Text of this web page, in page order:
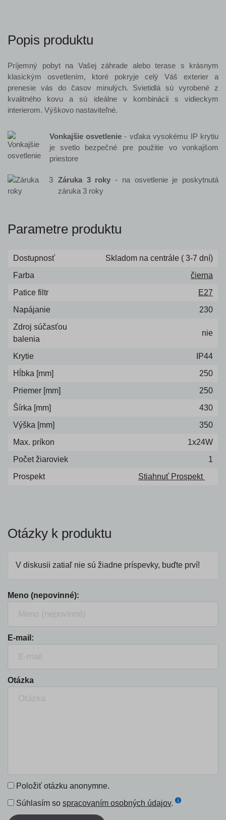
Popis produktu
Príjemný pobyt na Vašej záhrade alebo terase s krásnym
klasickým osvetlením, ktoré pokryje celý Váš exterier a
prenesie vás do časov minulých. Svietidlá sú vyrobené z
kvalitného kovu a sú ideálne v kombinácii s vidieckym
interierom. Výškovo nastaviteľné.
Vonkajšie osvetlenie- vďaka vysokému IP krytiu
je svetlo bezpečné pre použitie vo vonkajšom
priestore
Záruka 3 roky - na osvetlenie je poskytnutá
záruka 3 roky
Parametre produktu
Dostupnosť
Skladom na centrále ( 3-7 dní)
Farba
čierna
Patice filtr
E27
Napájanie
230
Zdroj súčasťou
balenia
nie
Krytie
IP44
Hĺbka [mm]
250
Priemer [mm]
250
Šírka [mm]
430
Výška [mm]
350
Max. príkon
1x24W
Počet žiaroviek
1
Prospekt
Stiahnuť Prospekt
Otázky k produktu
V diskusii zatiaľ nie sú žiadne príspevky, buďte prví!
Meno (nepovinné):
E-mail:
Otázka
Položiť otázku anonymne.
Súhlasím so spracovaním osobných údajov.